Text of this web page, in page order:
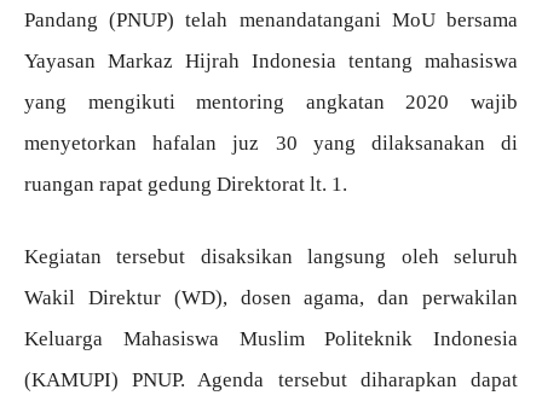
Pandang (PNUP) telah menandatangani MoU bersama
Yayasan Markaz Hijrah Indonesia tentang mahasiswa
yang mengikuti mentoring angkatan 2020 wajib
menyetorkan hafalan juz 30 yang dilaksanakan di
ruangan rapat gedung Direktorat lt. 1.
Kegiatan tersebut disaksikan langsung oleh seluruh
Wakil Direktur (WD), dosen agama, dan perwakilan
Keluarga Mahasiswa Muslim Politeknik Indonesia
(KAMUPI) PNUP. Agenda tersebut diharapkan dapat